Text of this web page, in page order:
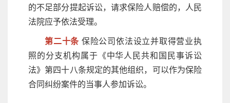
的不足部分提起诉讼，请求保险人赔偿的，人民
法院应予依法受理。
第二十条 保险公司依法设立并取得营业执
照的分支机构属于《中华人民共和国民事诉讼
法》第四十八条规定的其他组织，可以作为保险
合同纠纷案件的当事人参加诉讼。